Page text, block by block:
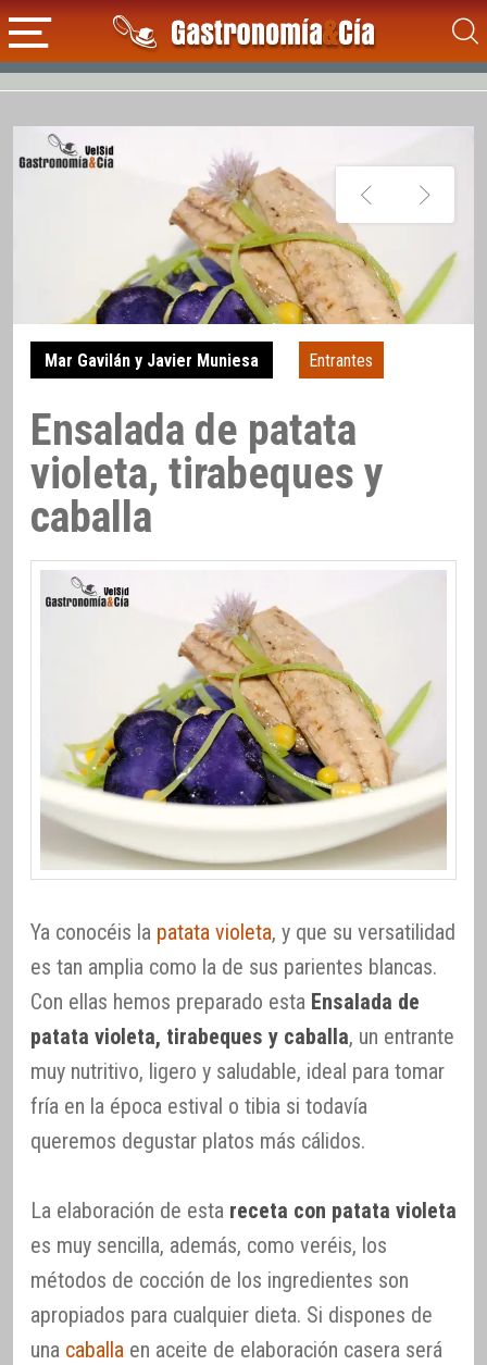
Mar Gavilán y Javier Muniesa Entrantes
Ensalada de patata
violeta, tirabeques y
caballa
Ya conocéis la patata violeta, y que su versatilidad
es tan amplia como la de sus parientes blancas.
Con ellas hemos preparado esta Ensalada de
patata violeta, tirabeques y caballa, un entrante
muy nutritivo, ligero y saludable, ideal para tomar
fría en la época estival o tibia si todavía
queremos degustar platos más cálidos.
La elaboración de esta receta con patata violeta
es muy sencilla, además, como veréis, los
métodos de cocción de los ingredientes son
apropiados para cualquier dieta. Si dispones de
una caballa en aceite de elaboración casera será